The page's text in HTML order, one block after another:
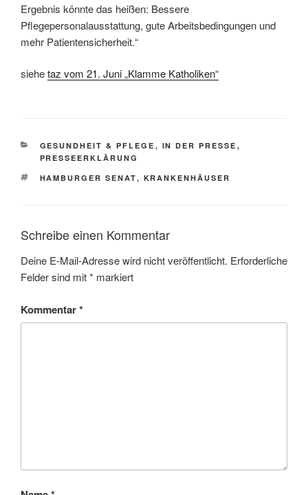
Ergebnis könnte das heißen: Bessere
Pflegepersonalausstattung, gute Arbeitsbedingungen und
mehr Patientensicherheit.“
siehetaz vom 21. Juni „Klamme Katholiken“
KATEGORIEN
GESUNDHEIT & PFLEGE , IN DER PRESSE ,
PRESSEERKLÄRUNG
SCHLAGWÖRTER
HAMBURGER SENAT, KRANKENHÄUSER
Schreibe einen Kommentar
Deine E-Mail-Adresse wird nicht veröffentlicht. Erforderliche
Felder sind mit* markiert
Kommentar*